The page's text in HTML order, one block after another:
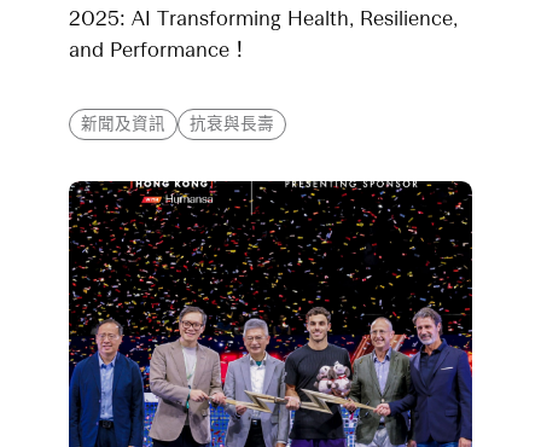
2025: AI Transforming Health, Resilience,
and Performance！
新聞及資訊 抗衰與長壽